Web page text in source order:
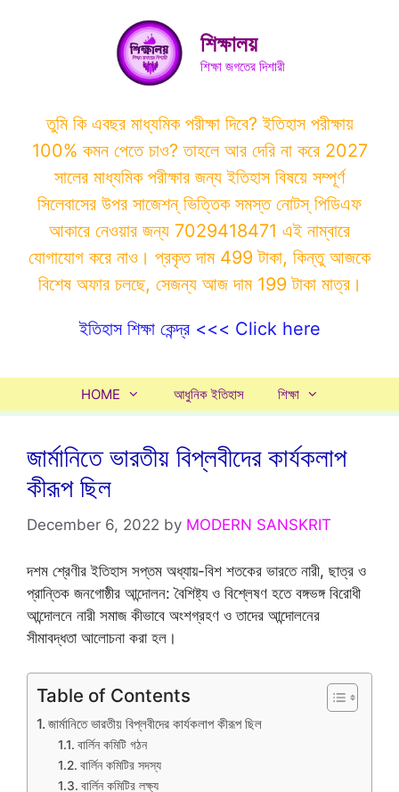
শিক্ষালয়
শিক্ষা জগতের দিশারী
তুমি কি এবছর মাধ্যমিক পরীক্ষা দিবে? ইতিহাস পরীক্ষায়
100% কমন পেতে চাও? তাহলে আর দেরি না করে 2027
সালের মাধ্যমিক পরীক্ষার জন্য ইতিহাস বিষয়ে সম্পূর্ণ
সিলেবাসের উপর সাজেশন্ ভিত্তিক সমস্ত নোটস্ পিডিএফ
আকারে নেওয়ার জন্য 7029418471 এই নাম্বারে
যোগাযোগ করে নাও। প্রকৃত দাম 499 টাকা, কিন্তু আজকে
বিশেষ অফার চলছে, সেজন্য আজ দাম 199 টাকা মাত্র।
ইতিহাস শিক্ষা কেন্দ্র <<< Click here
HOME আধুনিক ইতিহাস শিক্ষা
জার্মানিতে ভারতীয় বিপ্লবীদের কার্যকলাপ
কীরূপ ছিল
December 6, 2022 by MODERN SANSKRIT
দশম শ্রেণীর ইতিহাস সপ্তম অধ্যায়-বিশ শতকের ভারতে নারী, ছাত্র ও
প্রান্তিক জনগোষ্ঠীর আন্দোলন: বৈশিষ্ট্য ও বিশ্লেষণ হতে বঙ্গভঙ্গ বিরোধী
আন্দোলনে নারী সমাজ কীভাবে অংশগ্রহণ ও তাদের আন্দোলনের
সীমাবদ্ধতা আলোচনা করা হল।
Table of Contents
জার্মানিতে ভারতীয় বিপ্লবীদের কার্যকলাপ কীরূপ ছিল
বাৰ্লিন কমিটি গঠন
বাৰ্লিন কমিটির সদস্য
বাৰ্লিন কমিটির লক্ষ্য